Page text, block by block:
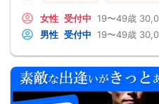
女性 受付中 19〜49歳
男性 受付中 19〜49歳